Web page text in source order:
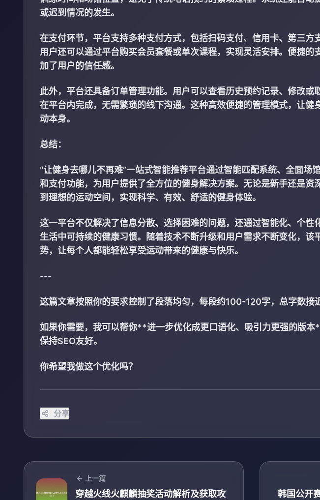
或迟到情况的发生。
在支付环节，平台支持多种支付方式，包括扫码支付、信用卡、第三方
用户还可以通过平台购买会员套餐或单次课程，实现灵活安排。便捷的
加了用户的信任感。
此外，平台还具备订单管理功能。用户可以查看历史预约记录、修改或
在平台内完成，无需繁琐的线下沟通。这种高效便捷的管理模式，让健
动本身。
总结：
“让健身去哪儿不再难”一站式智能推荐平台通过智能匹配系统、全面场
和支付功能，为用户提供了全方位的健身解决方案。无论是新手还是资
到理想的运动空间，实现科学、有效、舒适的健身体验。
这一平台不仅解决了信息分散、选择困难的问题，还通过智能化、个性
生活中可持续的健康习惯。随着技术不断升级和用户需求不断变化，该
势，让每个人都能轻松享受运动带来的健康与快乐。
---
这篇文章按照你的要求控制了段落均匀，每段约100-120字，总字数接
如果你需要，我可以帮你**进一步优化成更口语化、吸引力更强的版
保持SEO友好。
你希望我做这个优化吗？
分享
上一篇
穿越火线火麒麟抽奖活动解析及获取攻 韩国公开